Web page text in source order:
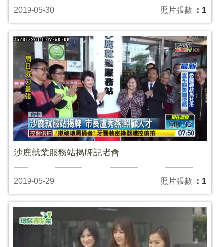
2019-05-30 照片張數 ：1
沙鹿就業服務站揭牌記者會
2019-05-29 照片張數 ：1